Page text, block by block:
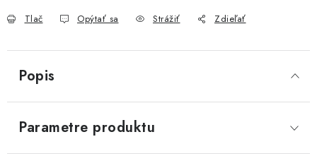
Tlač Opýtať sa Strážiť Zdieľať
Popis
Parametre produktu